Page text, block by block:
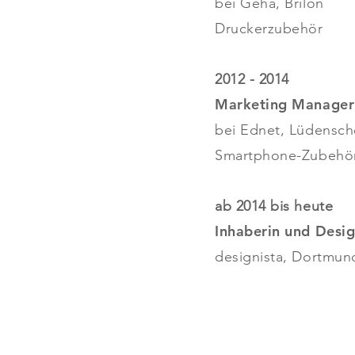
Druckerzubehör
2012 - 2014
Marketing Manager
bei Ednet,
Smartphone-
ab 2014 bis heute
Inhaberin und
designista,